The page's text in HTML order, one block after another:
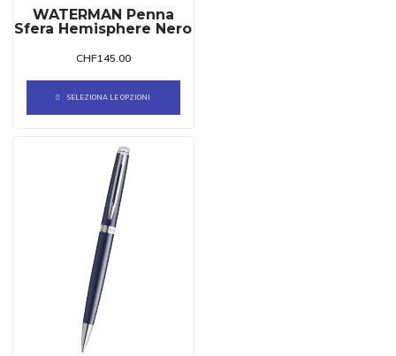
WATERMAN Penna
Sfera Hemisphere Nero
CHF145.00
SELEZIONA LE OPZIONI